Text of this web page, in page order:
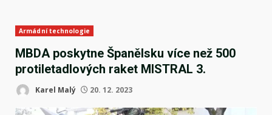
Armádní technologie
MBDA poskytne Španělsku více než 500
protiletadlových raket MISTRAL 3.
Karel Malý 20. 12. 2023